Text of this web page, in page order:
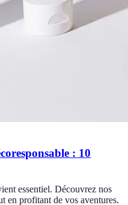
: 10
essentiel. Découvrez nos
en profitant de vos aventures.